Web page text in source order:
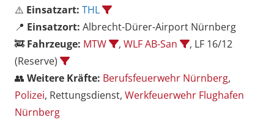
⚠️ Einsatzart: THL
📍 Einsatzort: Albrecht-Dürer-Airport Nürnberg
🚒 Fahrzeuge: MTW , WLF AB-San
, LF 16/12
(Reserve)
👥 Weitere Kräfte: Berufsfeuerwehr Nürnberg,
Polizei, Rettungsdienst, Werkfeuerwehr Flughafen
Nürnberg